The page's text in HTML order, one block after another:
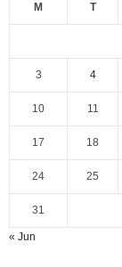
M T
3 4
10 11
17 18
24 25
31
« Jun